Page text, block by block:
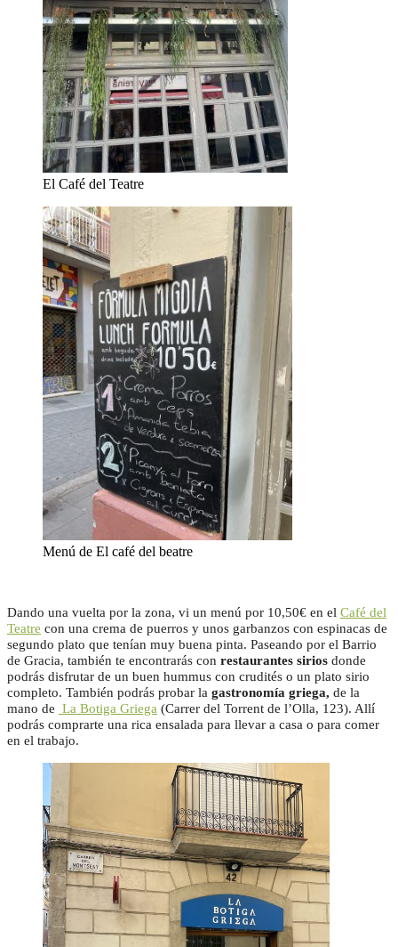
El Café del Teatre
Menú de El café del beatre
Dando una vuelta por la zona, vi un menú por 10,50€ en el Café del
Teatre con una crema de puerros y unos garbanzos con espinacas de
segundo plato que tenían muy buena pinta. Paseando por el Barrio
de Gracia, también te encontrarás con restaurantes sirios donde
podrás disfrutar de un buen hummus con crudités o un plato sirio
completo. También podrás probar la gastronomía griega, de la
mano de La Botiga Griega (Carrer del Torrent de l’Olla, 123). Allí
podrás comprarte una rica ensalada para llevar a casa o para comer
en el trabajo.